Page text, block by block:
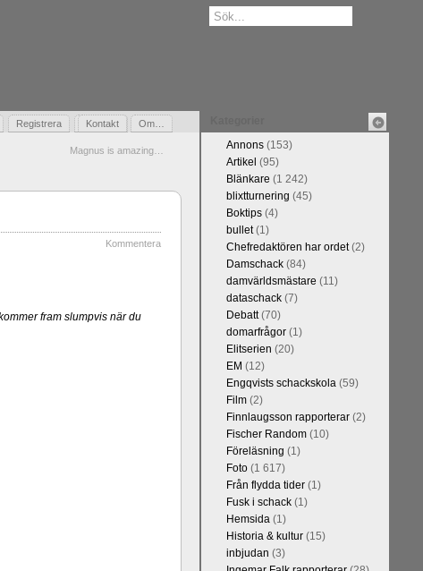
Registrera Kontakt Om…
Gästbok
Magnus is amazing…
Kommentera
fram slumpvis när du
Annons(153)
Artikel (95)
Blänkare (1 242)
blixtturnering (45)
Boktips(4)
bullet(1)
Chefredaktören har ordet(2)
Damschack(84)
damvärldsmästare (11)
dataschack(7)
Debatt(70)
domarfrågor(1)
Elitserien (20)
EM (12)
Engqvists schackskola(59)
Film(2)
Finnlaugsson rapporterar(2)
Fischer Random(10)
Föreläsning (1)
Foto(1 617)
Från flydda tider(1)
Fusk i schack(1)
Hemsida(1)
Historia & kultur(15)
inbjudan (3)